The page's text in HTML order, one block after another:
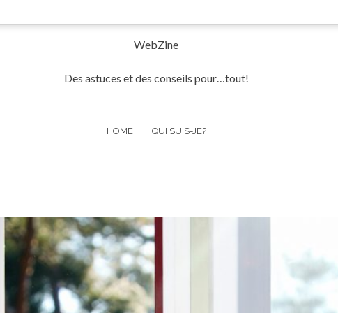
WebZine
Des astuces et des conseils pour…tout!
HOME QUI SUIS-JE?